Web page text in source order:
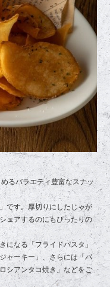
るバラエティ豊富なスナッ
です。厚切りにしたじゃが
ェアするのにもぴったりの
になる「フライドパスタ」
ャーキー」、さらには「パ
シアンタコ焼き」などをご